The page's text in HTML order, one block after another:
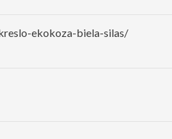
ekokoza-biela-silas/